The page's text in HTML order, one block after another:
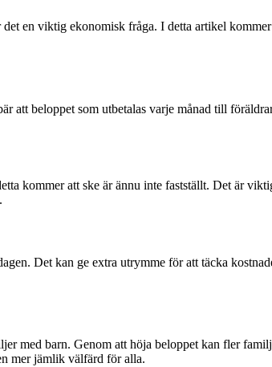
en viktig ekonomisk fråga. I detta artikel
att beloppet som utbetalas varje månad till
kommer att ske är ännu inte fastställt. Det är
Det kan ge extra utrymme för att täcka
med barn. Genom att höja beloppet kan fler
mer jämlik välfärd för alla.